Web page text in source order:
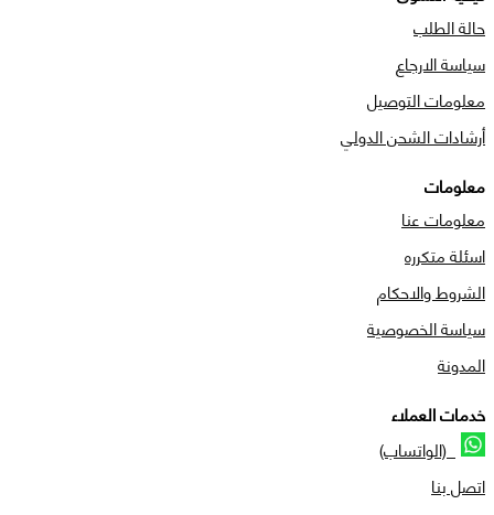
حالة الطلب
سياسة الارجاع
معلومات التوصيل
أرشادات الشحن الدولي
معلومات
معلومات عنا
اسئلة متكرره
الشروط والاحكام
سياسة الخصوصية
المدونة
خدمات العملاء
(الواتساب)
اتصل بنا